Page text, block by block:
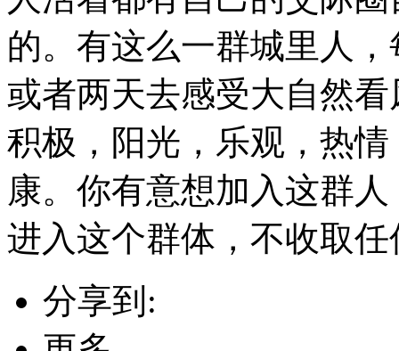
的。有这么一群城里人
或者两天去感受大自然
积极，阳光，乐观，热
康。你有意想加入这群
进入这个群体，不收取
分享到: